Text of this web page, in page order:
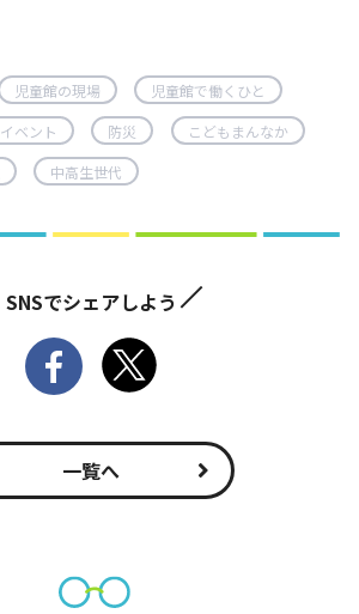
児童館の現場 児童館で働くひと
イベント 防災 こどもまんなか
中高生世代
SNSでシェアしよう
一覧へ